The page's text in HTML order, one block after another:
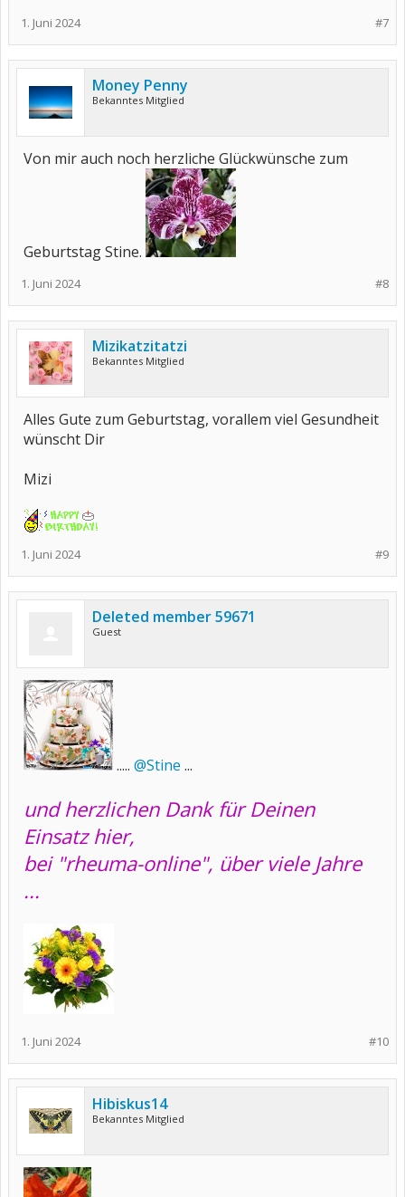
#7
1. Juni 2024
Money Penny
Bekanntes Mitglied
Von mir auch noch herzliche Glückwünsche zum
Geburtstag Stine.
#8
1. Juni 2024
Mizikatzitatzi
Bekanntes Mitglied
Alles Gute zum Geburtstag, vorallem viel Gesundheit
wünscht Dir
Mizi
#9
1. Juni 2024
Deleted member 59671
Guest
..... @Stine ...
und herzlichen Dank für Deinen
Einsatzhier,
bei "rheuma-online", über viele Jahre
...
#10
1. Juni 2024
Hibiskus14
Bekanntes Mitglied